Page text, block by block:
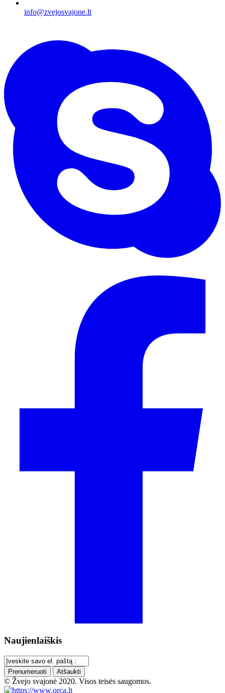
info@zvejosvajone.lt
Naujienlaiškis
Prenumeruoti Atšaukti
© Žvejo svajonė 2020. Visos teisės saugomos.